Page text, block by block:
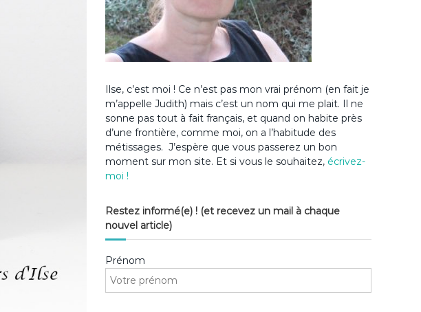
Ilse, c’est moi ! Ce n’est pas mon vrai prénom (en fait je
m’appelle Judith) mais c’est un nom qui me plait. Il ne
sonne pas tout à fait français, et quand on habite près
d’une frontière, comme moi, on a l’habitude des
métissages. J’espère que vous passerez un bon
moment sur mon site. Et si vous le souhaitez, écrivez-
moi !
Restez informé(e) ! (et recevez un mail à chaque
nouvel article)
Prénom